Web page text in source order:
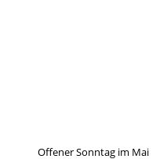
Offener Sonntag im Mai